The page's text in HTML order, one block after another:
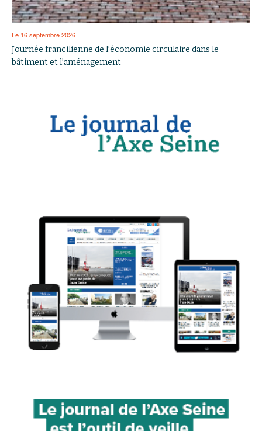
Le 16 septembre 2026
Journée francilienne de l’économie circulaire dans le
bâtiment et l’aménagement